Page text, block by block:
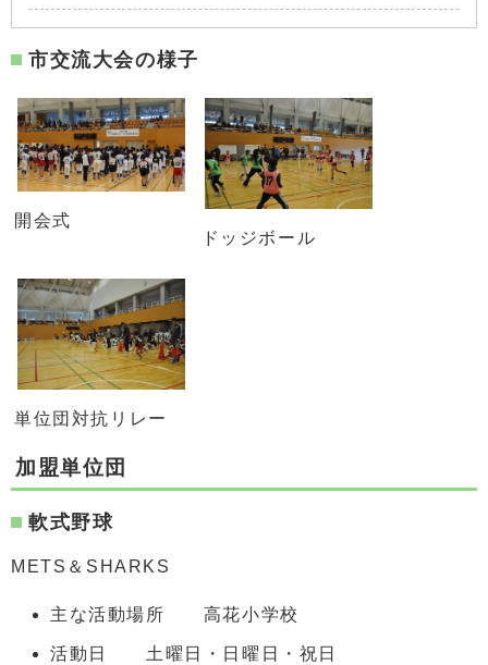
市交流大会の様子
開会式
ドッジボール
単位団対抗リレー
加盟単位団
軟式野球
METS＆SHARKS
主な活動場所 高花小学校
活動日 土曜日・日曜日・祝日